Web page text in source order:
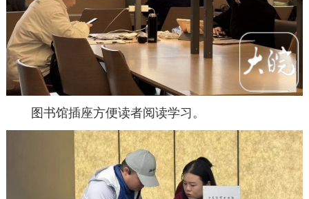
图书馆插座方便读者阅读学习。